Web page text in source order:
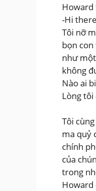
Howard
-Hi
Tôi nỡ
bọn
như
không
Nào ai
Lòng
Tôi
ma quỷ
chính
của
trong
Howard